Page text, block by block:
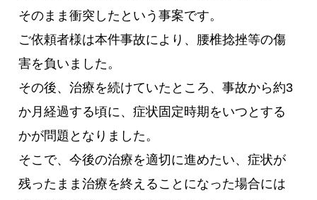
そのまま衝突したという事案です。
ご依頼者様は本件事故により、腰椎捻挫等の傷
害を負いました。
その後、治療を続けていたところ、事故から約3
か月経過する頃に、症状固定時期をいつとする
かが問題となりました。
そこで、今後の治療を適切に進めたい、症状が
残ったまま治療を終えることになった場合には